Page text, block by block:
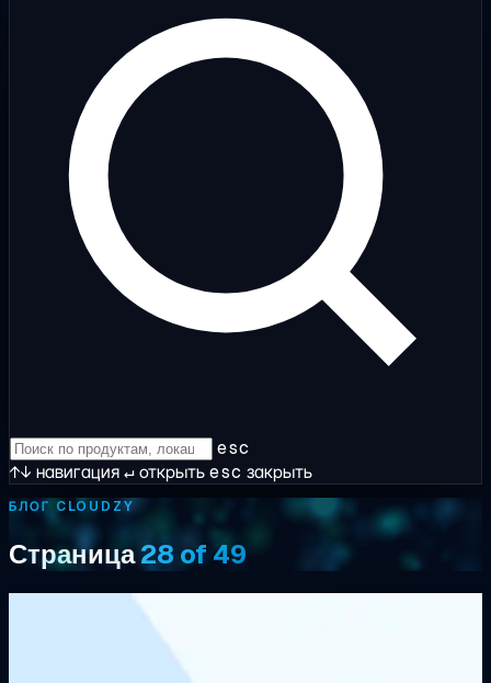
esc
↑↓ навигация↵открытьesc закрыть
БЛОГ CLOUDZY
Страница28 of 49